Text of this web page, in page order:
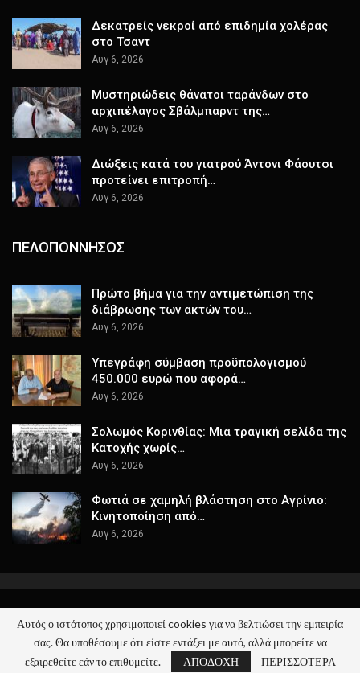
Δεκατρείς νεκροί από επιδημία χολέρας
στο Τσαντ
Αυγ 6, 2026
Μυστηριώδεις θάνατοι ταράνδων στο
αρχιπέλαγος Σβάλμπαρντ της…
Αυγ 6, 2026
Διώξεις κατά του γιατρού Άντονι Φάουτσι
προτείνει επιτροπή…
Αυγ 6, 2026
ΠΕΛΟΠΟΝΝΗΣΟΣ
Πρώτο βήμα για την αντιμετώπιση της
διάβρωσης των ακτών του…
Αυγ 6, 2026
Υπεγράφη σύμβαση προϋπολογισμού
450.000 ευρώ που αφορά…
Αυγ 6, 2026
Σολωμός Κορινθίας: Μια τραγική σελίδα της
Κατοχής χωρίς…
Αυγ 6, 2026
Φωτιά σε χαμηλή βλάστηση στο Αγρίνιο:
Κινητοποίηση από…
Αυγ 6, 2026
© 2026 - ΚΕΡΑΙΑ - Όλα τα Νέα. All Rights Reserved.
Website Design:keraia.gr
Αυτός ο ιστότοπος χρησιμοποιεί cookies για να βελτιώσει την εμπειρία
σας. Θα υποθέσουμε ότι είστε εντάξει με αυτό, αλλά μπορείτε να
εξαιρεθείτε εάν το επιθυμείτε.
ΑΠΟΔΟΧΗ ΠΕΡΙΣΣΟΤΕΡΑ